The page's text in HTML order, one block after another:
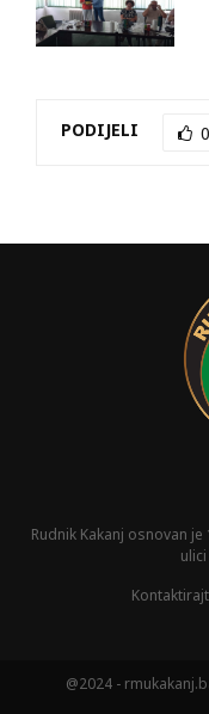
PODIJELI 0
Rudnik Kakanj osnovan
@2024 -